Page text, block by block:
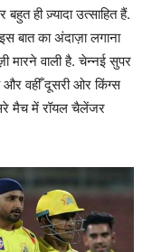
ही ज़्यादा उत्साहित हैं.
बात का अंदाज़ा लगाना
मारने वाली है. चेन्नई सुपर
वहीँ दूसरी ओर किंग्स
मैच में रॉयल चैलेंजर